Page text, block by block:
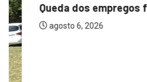
Queda dos empregos
agosto 6, 2026